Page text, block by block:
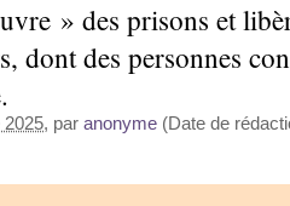
» des prisons et
dont des personnes
2025, par anonyme (Date de